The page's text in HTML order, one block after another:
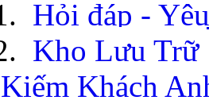
Hỏi đáp -
Kho Lưu Trữ
Kiếm Khách